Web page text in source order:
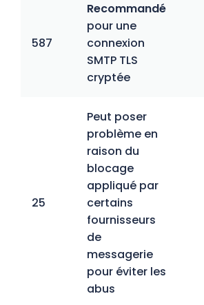
587
Recommandé
pour une
connexion
SMTP TLS
cryptée
25
Peut poser
problème en
raison du
blocage
appliqué par
certains
fournisseurs
de
messagerie
pour éviter les
abus